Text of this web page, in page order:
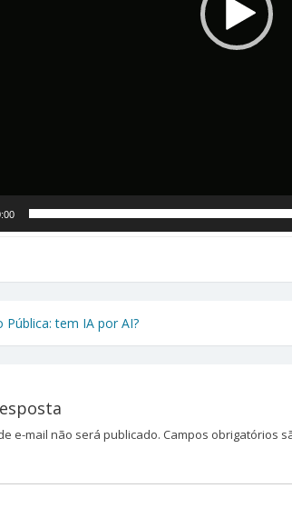
Pública: tem IA por AI?
e-mail não será publicado. Campos obrigatórios